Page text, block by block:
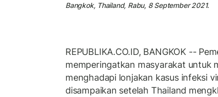
Bangkok, Thailand, Rabu, 8 September 2021.
REPUBLIKA.CO.ID, BANGKOK --
memperingatkan masyarakat untuk
menghadapi lonjakan kasus infeksi
disampaikan setelah Thailand